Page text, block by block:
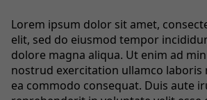
Lorem ipsum dolor sit amet,
elit, sed do eiusmod tempor
dolore magna aliqua. Ut enim ad
nostrud exercitation ullamco laboris
ea commodo consequat. Duis aute